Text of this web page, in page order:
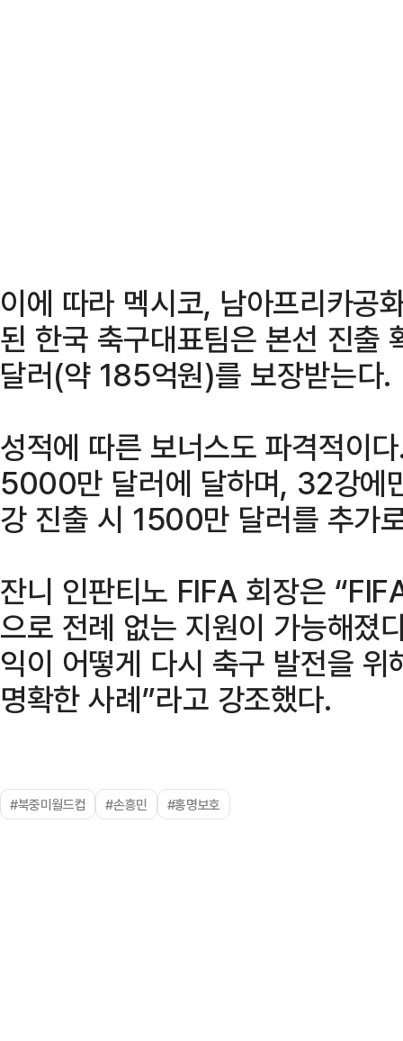
이에 따라 멕시코, 남아프리카공
된 한국 축구대표팀은 본선 진출
달러(약 185억원)를 보장받는다.
성적에 따른 보너스도 파격적이
5000만 달러에 달하며, 32강에
강 진출 시 1500만 달러를 추가
잔니 인판티노 FIFA 회장은
으로 전례 없는 지원이 가능해졌
익이 어떻게 다시 축구 발전을
명확한 사례”라고 강조했다.
#북중미월드컵 #손흥민 #홍명보호